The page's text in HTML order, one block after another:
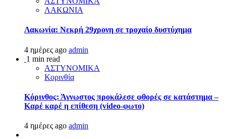
ΛΑΚΩΝΙΑ
Λακωνία: Νεκρή 29χρονη σε τροχαίο δυστύχημα
4 ημέρες ago admin
1 min read
ΑΣΤΥΝΟΜΙΚΑ
Κορινθία
Κόρινθος: Άγνωστος προκάλεσε φθορές σε κατάστημα –
Καρέ καρέ η επίθεση (video-φωτο)
4 ημέρες ago admin